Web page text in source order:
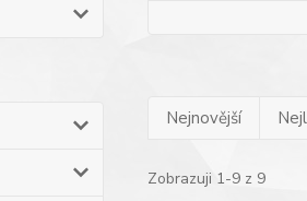
Nejnovější
Zobrazuji 1-9 z 9